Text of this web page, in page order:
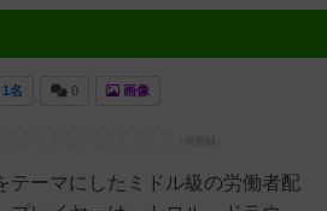
1名 0 画像
テーマにしたミドル級の労働者配